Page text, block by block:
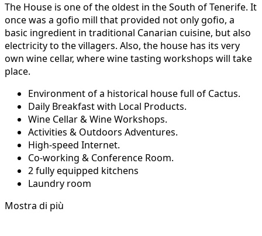
The House is one of the oldest in the South of Tenerife. It
once was a gofio mill that provided not only gofio, a
basic ingredient in traditional Canarian cuisine, but also
electricity to the villagers. Also, the house has its very
own wine cellar, where wine tasting workshops will take
place.
Environment of a historical house full of Cactus.
Daily Breakfast with Local Products.
Wine Cellar & Wine Workshops.
Activities & Outdoors Adventures.
High-speed Internet.
Co-working & Conference Room.
2 fully equipped kitchens
Laundry room
Mostra di più